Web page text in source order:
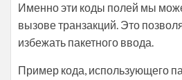
Именно эти коды полей мы
вызове транзакций. Это
избежать пакетного ввода.
Пример кода, использующего